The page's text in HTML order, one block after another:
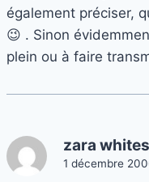
également préciser,
😉 . Sinon
plein ou à faire
zara whites
1 décembre